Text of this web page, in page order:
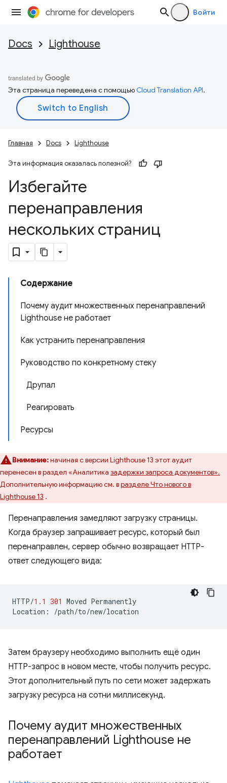
Войти
Docs Lighthouse
Эта страница переведена с помощьюCloud Translation API.
Главная Docs Lighthouse
Эта информация оказалась полезной?
Избегайте
перенаправления
нескольких страниц
Содержание
Почему аудит множественных перенаправлений
Lighthouse не работает
Как устранить перенаправления
Руководство по конкретному стеку
Друпал
Реагировать
Ресурсы
Внимание:начиная с версии Lighthouse 13 этот аудит
перенесен в раздел «Аналитика задержки запроса документов».
Дополнительную информацию см. вразделе Что нового в
Lighthouse 13 .
Перенаправления замедляют загрузку страницы.
Когда браузер запрашивает ресурс, который был
перенаправлен, сервер обычно возвращает HTTP-
ответ следующего вида:
HTTP/1.1 301 Moved Permanently
Location : /path/to/new/location
Затем браузеру необходимо выполнить ещё один
HTTP-запрос в новом месте, чтобы получить ресурс.
Этот дополнительный путь по сети может задержать
загрузку ресурса на сотни миллисекунд.
Почему аудит множественных
перенаправлений Lighthouse не
работает